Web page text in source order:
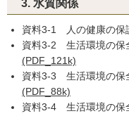
3. 水質関係
資料3-1 人の健康の保
資料3-2 生活環境の保
(PDF_121k)
資料3-3 生活環境の保
(PDF_88k)
資料3-4 生活環境の保